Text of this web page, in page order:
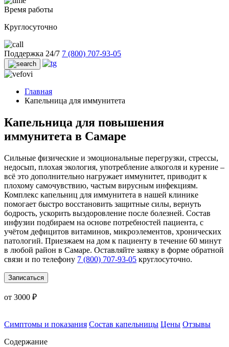
Время работы
Круглосуточно
Поддержка 24/7 7 (800) 707-93-05
Главная
Капельница для иммунитета
Капельница для повышения
иммунитета в Самаре
Сильные физические и эмоциональные перегрузки, стрессы,
недосып, плохая экология, употребление алкоголя и курение –
всё это дополнительно нагружает иммунитет, приводит к
плохому самочувствию, частым вирусным инфекциям.
Комплекс капельниц для иммунитета в нашей клинике
помогает быстро восстановить защитные силы, вернуть
бодрость, ускорить выздоровление после болезней. Состав
инфузии подбираем на основе потребностей пациента, с
учётом дефицитов витаминов, микроэлементов, хронических
патологий. Приезжаем на дом к пациенту в течение 60 минут
в любой район в Самаре. Оставляйте заявку в форме обратной
связи и по телефону 7 (800) 707-93-05 круглосуточно.
Записаться
от 3000 ₽
Симптомы и показания Состав капельницы Цены Отзывы
Содержание